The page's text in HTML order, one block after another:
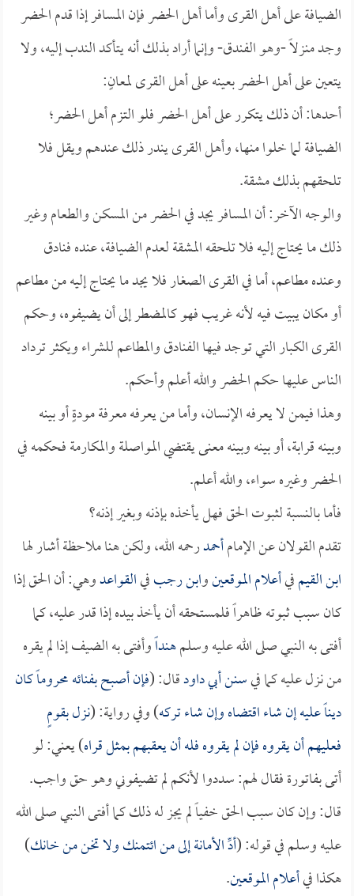
الضيافة على أهل القرى وأما أهل الحضر فإن المسافر إذا قدم الحضر
وجد منزلاً -وهو الفندق- وإنما أراد بذلك أنه يتأكد الندب إليه، ولا
يتعين على أهل الحضر بعينه على أهل القرى لمعانٍ:
أحدها: أن ذلك يتكرر على أهل الحضر فلو التزم أهل الحضر؛
الضيافة لما خلوا منها، وأهل القرى يندر ذلك عندهم ويقل فلا
تلحقهم بذلك مشقة.
والوجه الآخر: أن المسافر يجد في الحضر من المسكن والطعام وغير
ذلك ما يحتاج إليه فلا تلحقه المشقة لعدم الضيافة، عنده فنادق
وعنده مطاعم، أما في القرى الصغار فلا يجد ما يحتاج إليه من مطاعم
أو مكان يبيت فيه لأنه غريب فهو كالمضطر إلى أن يضيفوه، وحكم
القرى الكبار التي توجد فيها الفنادق والمطاعم للشراء ويكثر ترداد
الناس عليها حكم الحضر والله أعلم وأحكم.
وهذا فيمن لا يعرفه الإنسان، وأما من يعرفه معرفة مودةٍ أو بينه
وبينه قرابة، أو بينه وبينه معنى يقتضي المواصلة والمكارمة فحكمه في
الحضر وغيره سواء، والله أعلم.
فأما بالنسبة لثبوت الحق فهل يأخذه بإذنه وبغير إذنه؟
تقدم القولان عن الإمامأحمدرحمه الله، ولكن هنا ملاحظة أشار لها
ابن القيمفيأعلام الموقعينوابن رجبفيالقواعدوهي: أن الحق إذا
كان سبب ثبوته ظاهراً فلمستحقه أن يأخذ بيده إذا قدر عليه، كما
أفتى به النبي صلى الله عليه وسلمهنداًوأفتى به الضيف إذا لم يقره
من نزل عليه كما فيسنن أبي داودقال: (فإن أصبح بفنائه محروماً كان
ديناً عليه إن شاء اقتضاه وإن شاء تركه) وفي رواية: (نزل بقومٍ
فعليهم أن يقروه فإن لم يقروه فله أن يعقبهم بمثل قراه) يعني: لو
أتى بفاتورة فقال لهم: سددوا لأنكم لم تضيفوني وهو حق واجب.
قال: وإن كان سبب الحق خفياً لم يجز له ذلك كما أفتى النبي صلى الله
عليه وسلم في قوله: (أدِّ الأمانة إلى من ائتمنك ولا تخن من خانك)
هكذا فيأعلام الموقعين.